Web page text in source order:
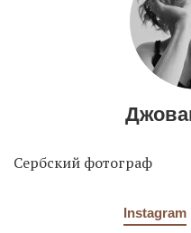
Сербский фотограф
Instagram